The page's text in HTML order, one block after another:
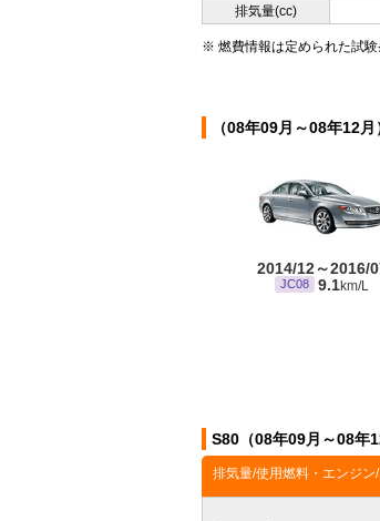
排気量(cc)
※ 燃費情報は定められた試験
（08年09月～08年12
2014/12～2016/
JC08 9.1km/L
S80（08年09月～08年
排気量/使用燃料・エンジ